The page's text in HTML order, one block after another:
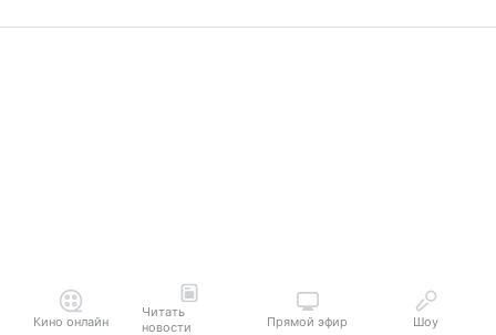
Кино онлайн
Читать
новости
Прямой эфир Шоу